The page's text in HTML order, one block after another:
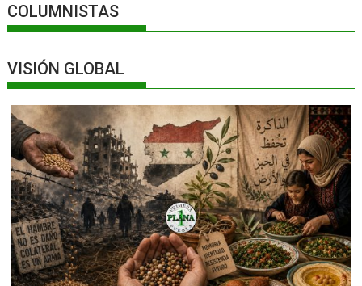
COLUMNISTAS
VISIÓN GLOBAL